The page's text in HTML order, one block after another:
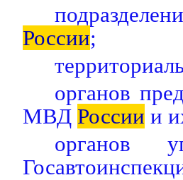
России;
органов
МВД России и
органов